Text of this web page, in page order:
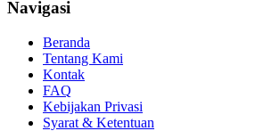
Navigasi
Beranda
Tentang Kami
Kontak
FAQ
Kebijakan Privasi
Syarat & Ketentuan